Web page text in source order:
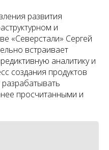
развития
и
«Северстали» Сергей
встраивает
аналитику и
создания продуктов
просчитанными и